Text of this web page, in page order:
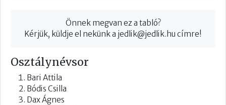
Önnek megvan ez a tabló?
Kérjük, küldje el nekünk a jedlik@jedlik.hu címre!
Osztálynévsor
Bari Attila
Bódis Csilla
Dax Ágnes